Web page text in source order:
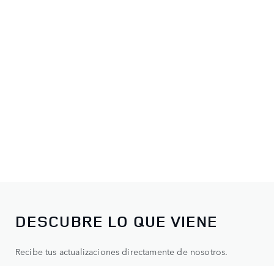
DESCUBRE LO QUE VIENE
Recibe tus actualizaciones directamente de nosotros.